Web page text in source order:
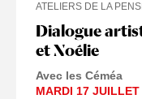
Dialogue
et Noélie
ATELIERS DE LA
Avec les Céméa
MARDI 17 JUILLET